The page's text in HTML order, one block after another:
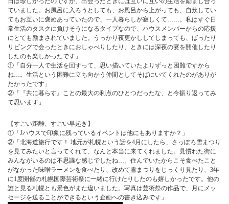
ていました。お風呂に入ろうとしても、お風呂から上がっても、自炊してい
てもお互いに褒めあっていたので、一人暮らしが寂しくて……。私はすぐ日
常生活のタスクに負けそうになるタイプなので、ハウスメンバーからの応援
にとても励まされていました。うっかり夜更かししてしまっても、ばったり
リビングで会ったときにおしゃべりしたり、ときには深夜の宴を開催したり
したのも楽しかったです」
①「自分一人で生活を回すって、思い描いていたよりずっと困難ですから
ね…。生活という困難に立ち向かう仲間としてそばにいてくれたのがありが
たかったです」
②「『共に暮らす』ことの最大の利点のひとつだったな、と今振り返ってみ
て思います」
【すごい距離、すごい早起き】
①「Jハウスで印象に残っているイベントは他にもありますか？」
②「北海道旅行です！ 地元が札幌という話を4月にしたら、さっぽろ雪まつり
を見てみたいと言ってくれて、なんと本当に来てくれました。見慣れた街に
みんながいるのは不思議な感じでしたね…。住んでいたからこそ食べたこと
がなかった味噌ラーメンを食べたり、改めて雪まつりをじっくり見たり、3年
に1度開催の札幌国際芸術祭に一緒に行けたりしたのも嬉しかったです。他の
誰と見る札幌とも景色がまた違いました。写真は芸術祭の作品で、月にメッ
セージを送ることができるという企画への書き込みです」